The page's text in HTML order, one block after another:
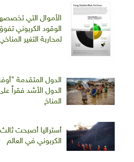
الأموال التي
الوقود الكربوني
لمحاربة التغير
الدول المتقدمة
الدول الأشد فقراً
المناخ
أستراليا أصبحت
الكربوني في العالم